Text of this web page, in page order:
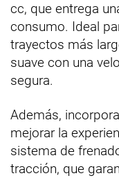
cc, que entrega
consumo. Ideal
trayectos más
suave con una
segura.
Además,
mejorar la
sistema de
tracción, que